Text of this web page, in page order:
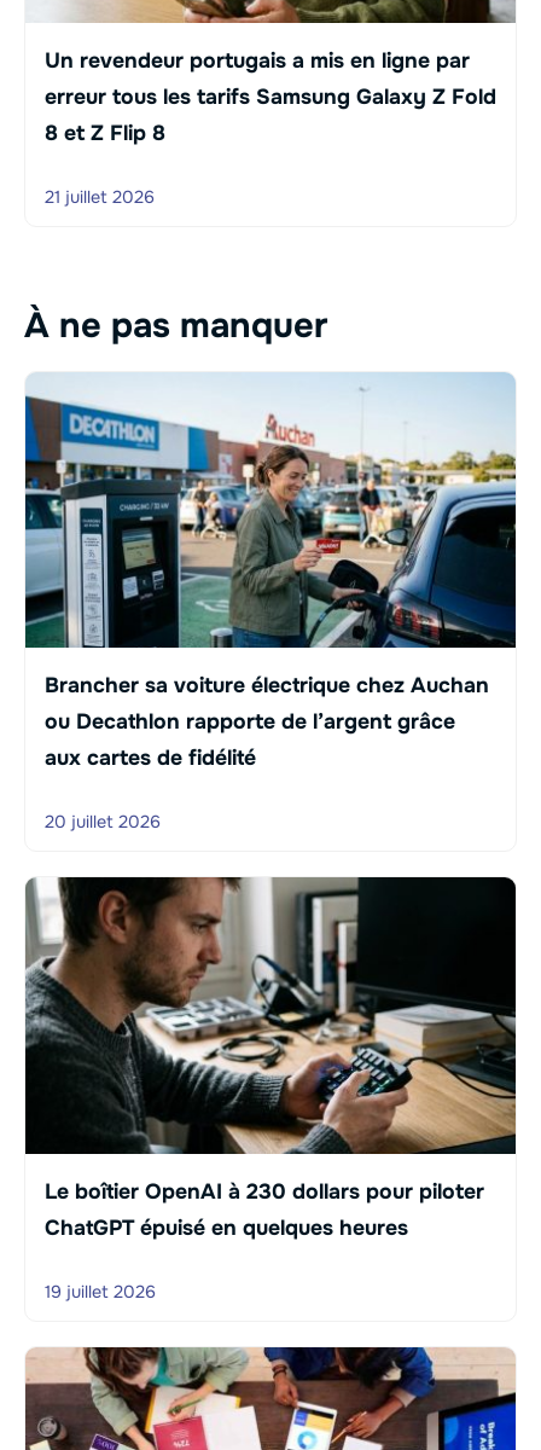
Un revendeur portugais a mis en ligne par
erreur tous les tarifs Samsung Galaxy Z Fold
8 et Z Flip 8
21 juillet 2026
À ne pas manquer
Brancher sa voiture électrique chez Auchan
ou Decathlon rapporte de l’argent grâce
aux cartes de fidélité
20 juillet 2026
Le boîtier OpenAI à 230 dollars pour piloter
ChatGPT épuisé en quelques heures
19 juillet 2026